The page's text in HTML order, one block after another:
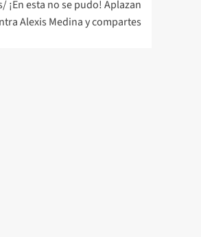
esta no se pudo! Aplazan
Alexis Medina y compartes